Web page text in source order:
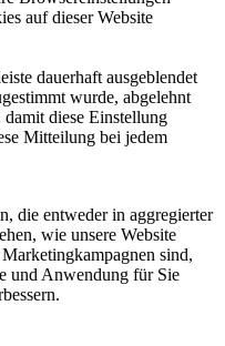
auf dieser Website
dauerhaft ausgeblendet
wurde, abgelehnt
diese Einstellung
Mitteilung bei jedem
die entweder in aggregierter
wie unsere Website
sind,
und Anwendung für Sie